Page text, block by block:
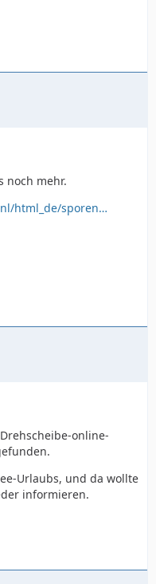
noch mehr.
html_de/sporen…
online-
Urlaubs, und da wollte
informieren.